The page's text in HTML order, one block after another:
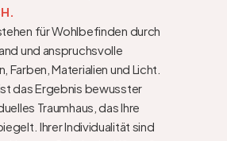
für Wohlbefinden durch
und anspruchsvolle
Farben, Materialien und Licht.
das Ergebnis bewusster
Traumhaus, das Ihre
Ihrer Individualität sind